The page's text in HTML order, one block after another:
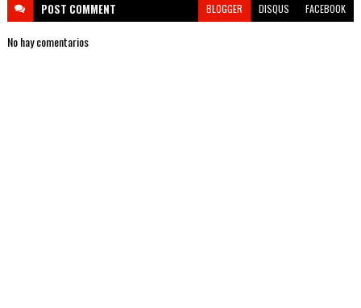
POST COMMENT BLOGGER DISQUS FACEBOOK
No hay comentarios